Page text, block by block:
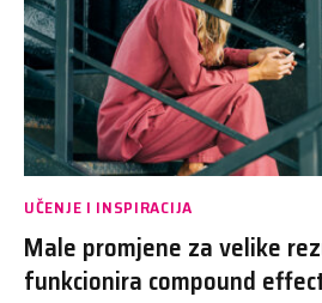
UČENJE I INSPIRACIJA
Male promjene za velike
funkcionira compound